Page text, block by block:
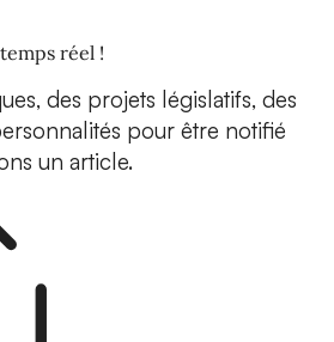
réel !
des projets législatifs, des
pour être notifié
un article.